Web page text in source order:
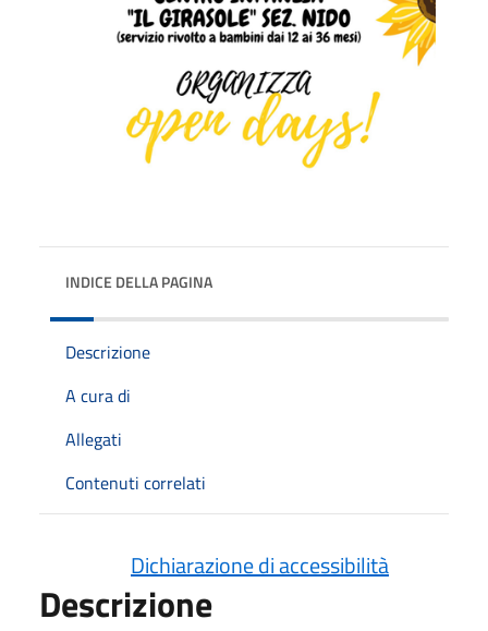
INDICE DELLA PAGINA
Descrizione
A cura di
Allegati
Contenuti correlati
Dichiarazione di accessibilità
Descrizione